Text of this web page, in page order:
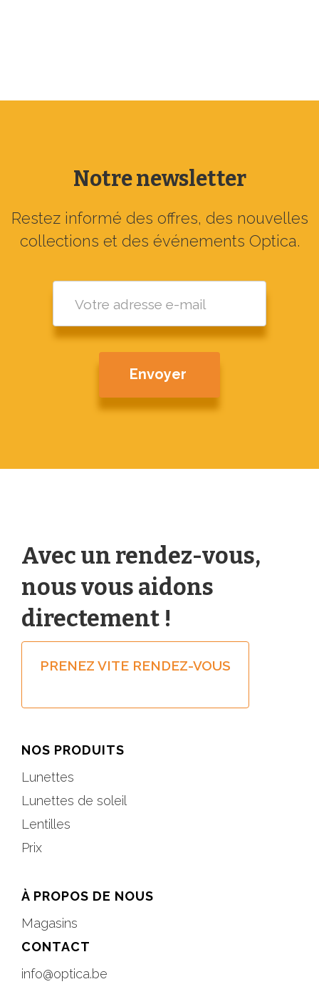
Notre newsletter
Restez informé des offres, des nouvelles
collections et des événements Optica.
Avec un rendez-vous,
nous vous aidons
directement !
PRENEZ VITE RENDEZ-VOUS
NOS PRODUITS
Lunettes
Lunettes de soleil
Lentilles
Prix
À PROPOS DE NOUS
Magasins
CONTACT
info@optica.be